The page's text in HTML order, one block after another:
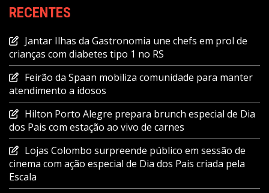
RECENTES
Jantar Ilhas da Gastronomia une chefs em prol de
crianças com diabetes tipo 1 no RS
Feirão da Spaan mobiliza comunidade para manter
atendimento a idosos
Hilton Porto Alegre prepara brunch especial de Dia
dos Pais com estação ao vivo de carnes
Lojas Colombo surpreende público em sessão de
cinema com ação especial de Dia dos Pais criada pela
Escala